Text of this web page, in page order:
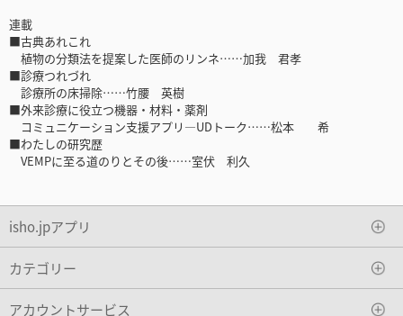
連載
■古典あれこれ
植物の分類法を提案した医師のリンネ……加我 君孝
■診療つれづれ
診療所の床掃除……竹腰 英樹
■外来診療に役立つ機器・材料・薬剤
コミュニケーション支援アプリ―UDトーク……松本 希
■わたしの研究歴
VEMPに至る道のりとその後……室伏 利久
isho.jpアプリ
カテゴリー
アカウントサービス